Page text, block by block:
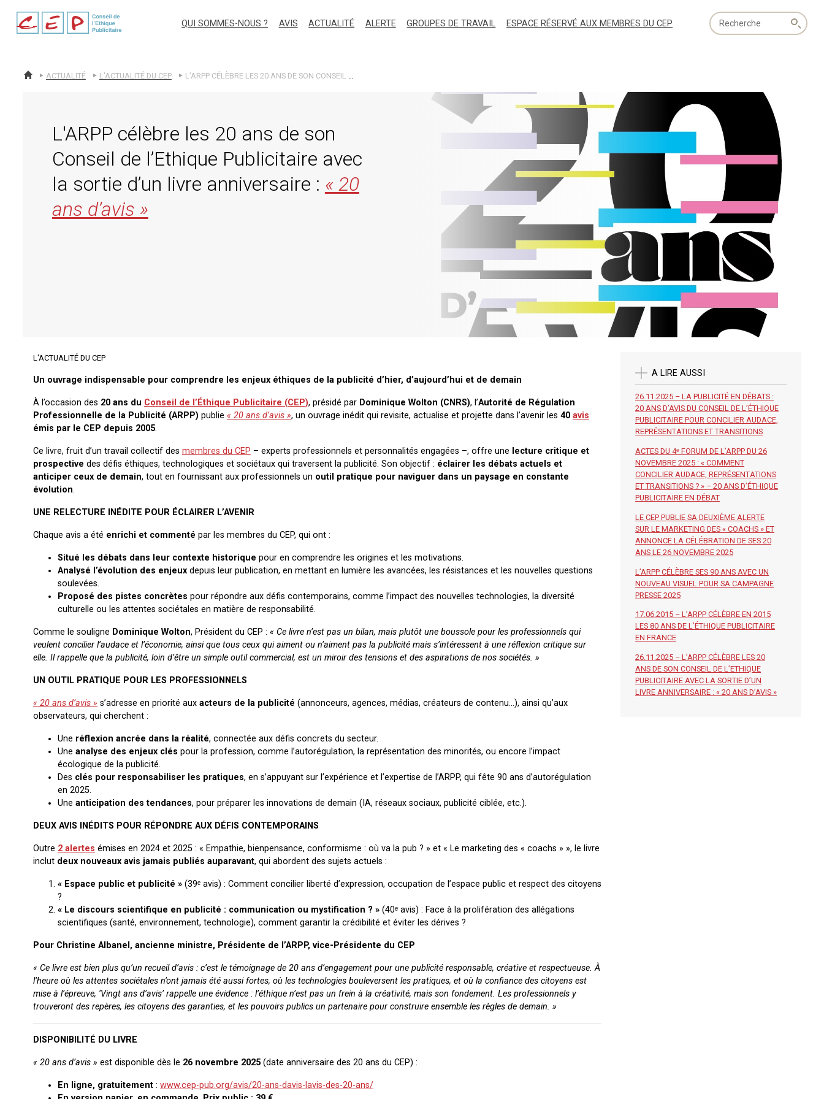
cep
Recherche
globale
QUI SOMMES-NOUS ? AVIS ACTUALITÉ ALERTE GROUPES DE TRAVAIL ESPACE RÉSERVÉ AUX MEMBRES DU CEP
ACCUEIL
ACTUALITÉ L'ACTUALITÉ DU CEP
L'ARPP célèbre les 20 ans de son
Conseil de l’Ethique Publicitaire avec
la sortie d’un livre anniversaire : « 20
ans d’avis »
L'ACTUALITÉ DU CEP
Un ouvrage indispensable pour comprendre les enjeux éthiques de la publicité d’hier, d’aujourd’hui et de demain
À l’occasion des 20 ans du Conseil de l’Éthique Publicitaire (CEP), présidé par Dominique Wolton (CNRS), l’Autorité de Régulation
Professionnelle de la Publicité (ARPP) publie « 20 ans d’avis », un ouvrage inédit qui revisite, actualise et projette dans l’avenir les 40 avis
émis par le CEP depuis 2005.
Ce livre, fruit d’un travail collectif des membres du CEP – experts professionnels et personnalités engagées –, offre une lecture critique et
prospective des défis éthiques, technologiques et sociétaux qui traversent la publicité. Son objectif : éclairer les débats actuels et
anticiper ceux de demain, tout en fournissant aux professionnels un outil pratique pour naviguer dans un paysage en constante
évolution.
UNE RELECTURE INÉDITE POUR ÉCLAIRER L’AVENIR
Chaque avis a été enrichi et commenté par les membres du CEP, qui ont :
Situé les débats dans leur contexte historique pour en comprendre les origines et les motivations.
Analysé l’évolution des enjeuxdepuis leur publication, en mettant en lumière les avancées, les résistances et les nouvelles questions
soulevées.
Proposé des pistes concrètes pour répondre aux défis contemporains, comme l’impact des nouvelles technologies, la diversité
culturelle ou les attentes sociétales en matière de responsabilité.
Comme le souligne Dominique Wolton, Président du CEP : « Ce livre n’est pas un bilan, mais plutôt une boussole pour les professionnels qui
veulent concilier l’audace et l’économie, ainsi que tous ceux qui aiment ou n’aiment pas la publicité mais s’intéressent à une réflexion critique sur
elle. Il rappelle que la publicité, loin d’être un simple outil commercial, est un miroir des tensions et des aspirations de nos sociétés. »
UN OUTIL PRATIQUE POUR LES PROFESSIONNELS
« 20 ans d’avis » s’adresse en priorité aux acteurs de la publicité (annonceurs, agences, médias, créateurs de contenu…), ainsi qu’aux
observateurs, qui cherchent :
Une réflexion ancrée dans la réalité, connectée aux défis concrets du secteur.
Une analyse des enjeux clés pour la profession, comme l’autorégulation, la représentation des minorités, ou encore l’impact
écologique de la publicité.
Des clés pour responsabiliser les pratiques, en s’appuyant sur l’expérience et l’expertise de l’ARPP, qui fête 90 ans d’autorégulation
en 2025.
Une anticipation des tendances, pour préparer les innovations de demain (IA, réseaux sociaux, publicité ciblée, etc.).
DEUX AVIS INÉDITS POUR RÉPONDRE AUX DÉFIS CONTEMPORAINS
Outre 2 alertes émises en 2024 et 2025 : « Empathie, bienpensance, conformisme : où va la pub ? » et « Le marketing des « coachs » », le livre
inclutdeux nouveaux avis jamais publiés auparavant, qui abordent des sujets actuels :
« Espace public et publicité »(39ᵉ avis) : Comment concilier liberté d’expression, occupation de l’espace public et respect des citoyens
?
« Le discours scientifique en publicité : communication ou mystification ? »(40ᵉ avis) : Face à la prolifération des allégations
scientifiques (santé, environnement, technologie), comment garantir la crédibilité et éviter les dérives ?
Pour Christine Albanel, ancienne ministre, Présidente de l’ARPP, vice-Présidente du CEP
« Ce livre est bien plus qu’un recueil d’avis : c’est le témoignage de 20 ans d’engagement pour une publicité responsable, créative et respectueuse. À
l’heure où les attentes sociétales n’ont jamais été aussi fortes, où les technologies bouleversent les pratiques, et où la confiance des citoyens est
mise à l’épreuve, ‘Vingt ans d’avis’ rappelle une évidence : l’éthique n’est pas un frein à la créativité, mais son fondement. Les professionnels y
trouveront des repères, les citoyens des garanties, et les pouvoirs publics un partenaire pour construire ensemble les règles de demain. »
DISPONIBILITÉ DU LIVRE
« 20 ans d’avis » est disponible dès le 26 novembre 2025(date anniversaire des 20 ans du CEP) :
En ligne, gratuitement: www.cep-pub.org/avis/20-ans-davis-lavis-des-20-ans/
A LIRE AUSSI
26.11.2025 – LA PUBLICITÉ EN DÉBATS :
20 ANS D’AVIS DU CONSEIL DE L’ÉTHIQUE
PUBLICITAIRE POUR CONCILIER AUDACE,
REPRÉSENTATIONS ET TRANSITIONS
ACTES DU 4ᵉ FORUM DE L’ARPP DU 26
NOVEMBRE 2025 : « COMMENT
CONCILIER AUDACE, REPRÉSENTATIONS
ET TRANSITIONS ? » – 20 ANS D’ÉTHIQUE
PUBLICITAIRE EN DÉBAT
LE CEP PUBLIE SA DEUXIÈME ALERTE
SUR LE MARKETING DES « COACHS » ET
ANNONCE LA CÉLÉBRATION DE SES 20
ANS LE 26 NOVEMBRE 2025
L’ARPP CÉLÈBRE SES 90 ANS AVEC UN
NOUVEAU VISUEL POUR SA CAMPAGNE
PRESSE 2025
17.06.2015 – L’ARPP CÉLÈBRE EN 2015
LES 80 ANS DE L’ÉTHIQUE PUBLICITAIRE
EN FRANCE
26.11.2025 – L’ARPP CÉLÈBRE LES 20
ANS DE SON CONSEIL DE L’ETHIQUE
PUBLICITAIRE AVEC LA SORTIE D’UN
LIVRE ANNIVERSAIRE : « 20 ANS D’AVIS »